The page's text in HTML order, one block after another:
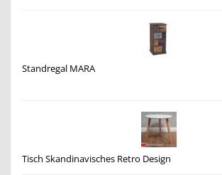
Standregal MARA
Tisch Skandinavisches Retro Design